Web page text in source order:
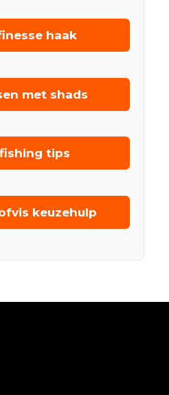
haak
met shads
tips
keuzehulp